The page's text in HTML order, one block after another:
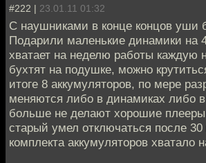
#222 | 23.01.11 01:32
С наушниками в конце концов уши
Подарили маленькие динамики на
хватает на неделю работы каждую
бухтят на подушке, можно
итоге 8 аккумуляторов, по мере
меняются либо в динамиках либо
больше не делают хорошие плееры
старый умел отключаться после 30
комплекта аккумуляторов хватало